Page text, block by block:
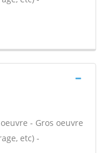
- Gros oeuvre
etc) -